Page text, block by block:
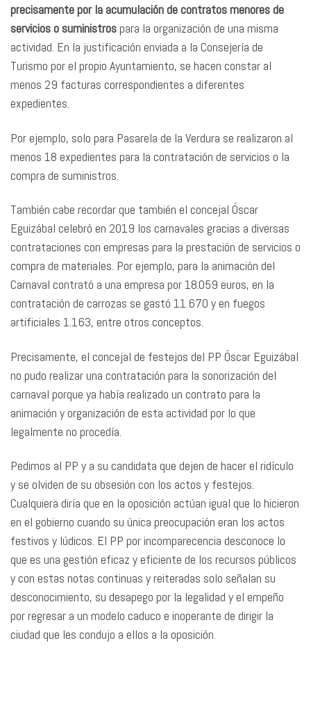
precisamente por la acumulación de contratos menores de
servicios o suministrospara la organización de una misma
actividad. En la justificación enviada a la Consejería de
Turismo por el propio Ayuntamiento, se hacen constar al
menos 29 facturas correspondientes a diferentes
expedientes.
Por ejemplo, solo para Pasarela de la Verdura se realizaron al
menos 18 expedientes para la contratación de servicios o la
compra de suministros.
También cabe recordar que también el concejal Óscar
Eguizábal celebró en 2019 los carnavales gracias a diversas
contrataciones con empresas para la prestación de servicios o
compra de materiales. Por ejemplo, para la animación del
Carnaval contrató a una empresa por 18.059 euros, en la
contratación de carrozas se gastó 11.670 y en fuegos
artificiales 1.163, entre otros conceptos.
Precisamente, el concejal de festejos del PP Óscar Eguizábal
no pudo realizar una contratación para la sonorización del
carnaval porque ya había realizado un contrato para la
animación y organización de esta actividad por lo que
legalmente no procedía.
Pedimos al PP y a su candidata que dejen de hacer el ridículo
y se olviden de su obsesión con los actos y festejos.
Cualquiera diría que en la oposición actúan igual que lo hicieron
en el gobierno cuando su única preocupación eran los actos
festivos y lúdicos. El PP por incomparecencia desconoce lo
que es una gestión eficaz y eficiente de los recursos públicos
y con estas notas continuas y reiteradas solo señalan su
desconocimiento, su desapego por la legalidad y el empeño
por regresar a un modelo caduco e inoperante de dirigir la
ciudad que les condujo a ellos a la oposición.